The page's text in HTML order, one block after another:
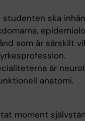
ska
som är särskilt
är
anatomi.
moment